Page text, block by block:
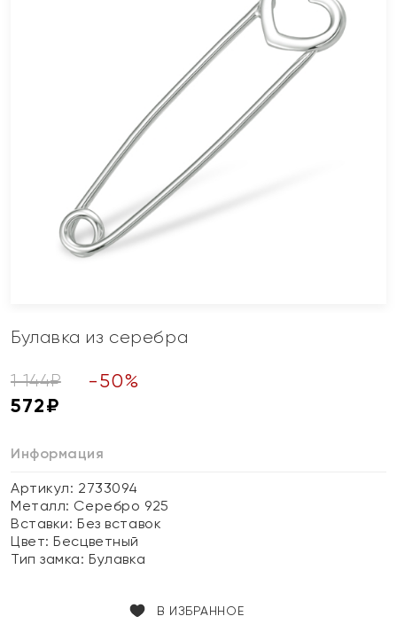
Булавка из серебра
1 144₽ -50%
572₽
Информация
Артикул: 2733094
Металл: Серебро 925
Вставки:Без вставок
Цвет:Бесцветный
Тип замка:Булавка
В ИЗБРАННОЕ